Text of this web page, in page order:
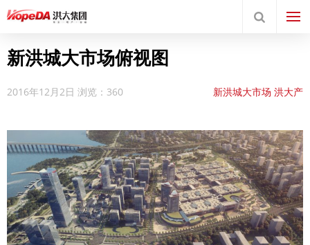
新洪城大市场俯视图
2016年12月2日 浏览：360 新洪城大市场 洪大产